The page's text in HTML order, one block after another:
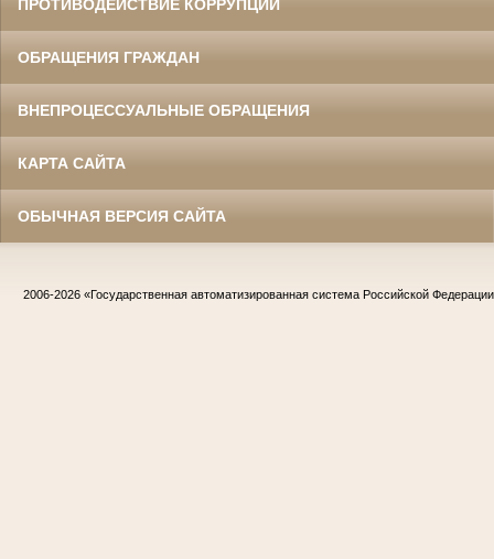
ПРОТИВОДЕЙСТВИЕ КОРРУПЦИИ
ОБРАЩЕНИЯ ГРАЖДАН
ВНЕПРОЦЕССУАЛЬНЫЕ ОБРАЩЕНИЯ
КАРТА САЙТА
ОБЫЧНАЯ ВЕРСИЯ САЙТА
2006-2026 «Государственная автоматизированная система Российской